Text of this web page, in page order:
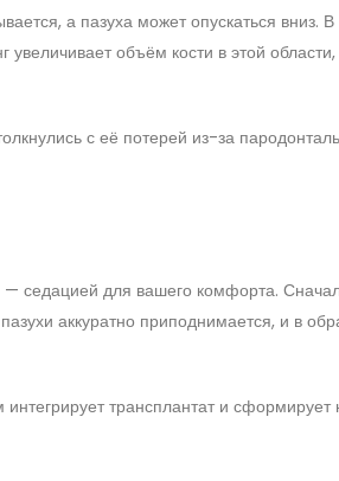
а пазуха может опускаться вниз. В
объём кости в этой
с её потерей из-за
седацией для вашего комфорта.
аккуратно приподнимается, и в
трансплантат и сформирует